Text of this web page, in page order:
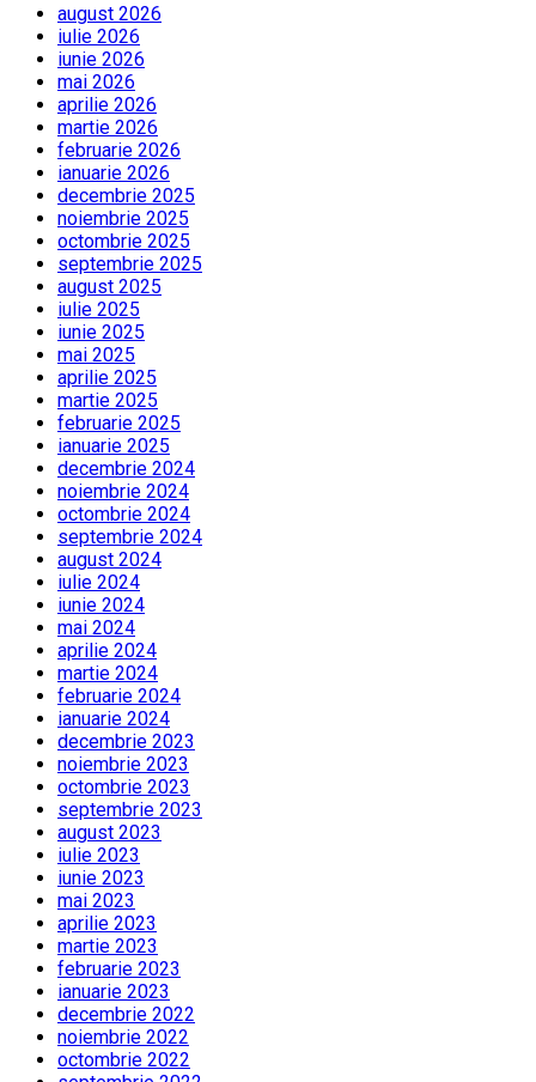
august 2026
iulie 2026
iunie 2026
mai 2026
aprilie 2026
martie 2026
februarie 2026
ianuarie 2026
decembrie 2025
noiembrie 2025
octombrie 2025
septembrie 2025
august 2025
iulie 2025
iunie 2025
mai 2025
aprilie 2025
martie 2025
februarie 2025
ianuarie 2025
decembrie 2024
noiembrie 2024
octombrie 2024
septembrie 2024
august 2024
iulie 2024
iunie 2024
mai 2024
aprilie 2024
martie 2024
februarie 2024
ianuarie 2024
decembrie 2023
noiembrie 2023
octombrie 2023
septembrie 2023
august 2023
iulie 2023
iunie 2023
mai 2023
aprilie 2023
martie 2023
februarie 2023
ianuarie 2023
decembrie 2022
noiembrie 2022
octombrie 2022